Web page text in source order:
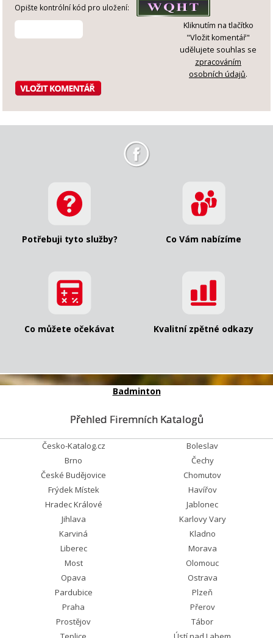
Opište kontrólní kód pro uložení:
Kliknutím na tlačítko
"Vložit komentář"
udělujete souhlas se
zpracováním
osobních údajů.
Potřebuji tyto služby? Co Vám nabízíme
Co můžete očekávat Kvalitní zpětné odkazy
Badminton
Přehled Firemních Katalogů
Česko-Katalog.cz
Boleslav
Brno
Čechy
České Budějovice
Chomutov
Frýdek Místek
Havířov
Hradec Králové
Jablonec
Jihlava
Karlovy Vary
Karviná
Kladno
Liberec
Morava
Most
Olomouc
Opava
Ostrava
Pardubice
Plzeň
Praha
Přerov
Prostějov
Tábor